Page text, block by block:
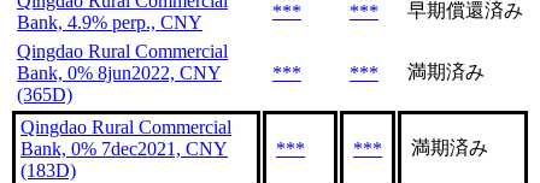
Bank, 4.9% perp., CNY
*** ***
早期償還済み
Qingdao Rural Commercial
Bank, 0% 8jun2022, CNY
(365D)
*** *** 満期済み
Qingdao Rural Commercial
Bank, 0% 7dec2021, CNY
(183D)
*** *** 満期済み